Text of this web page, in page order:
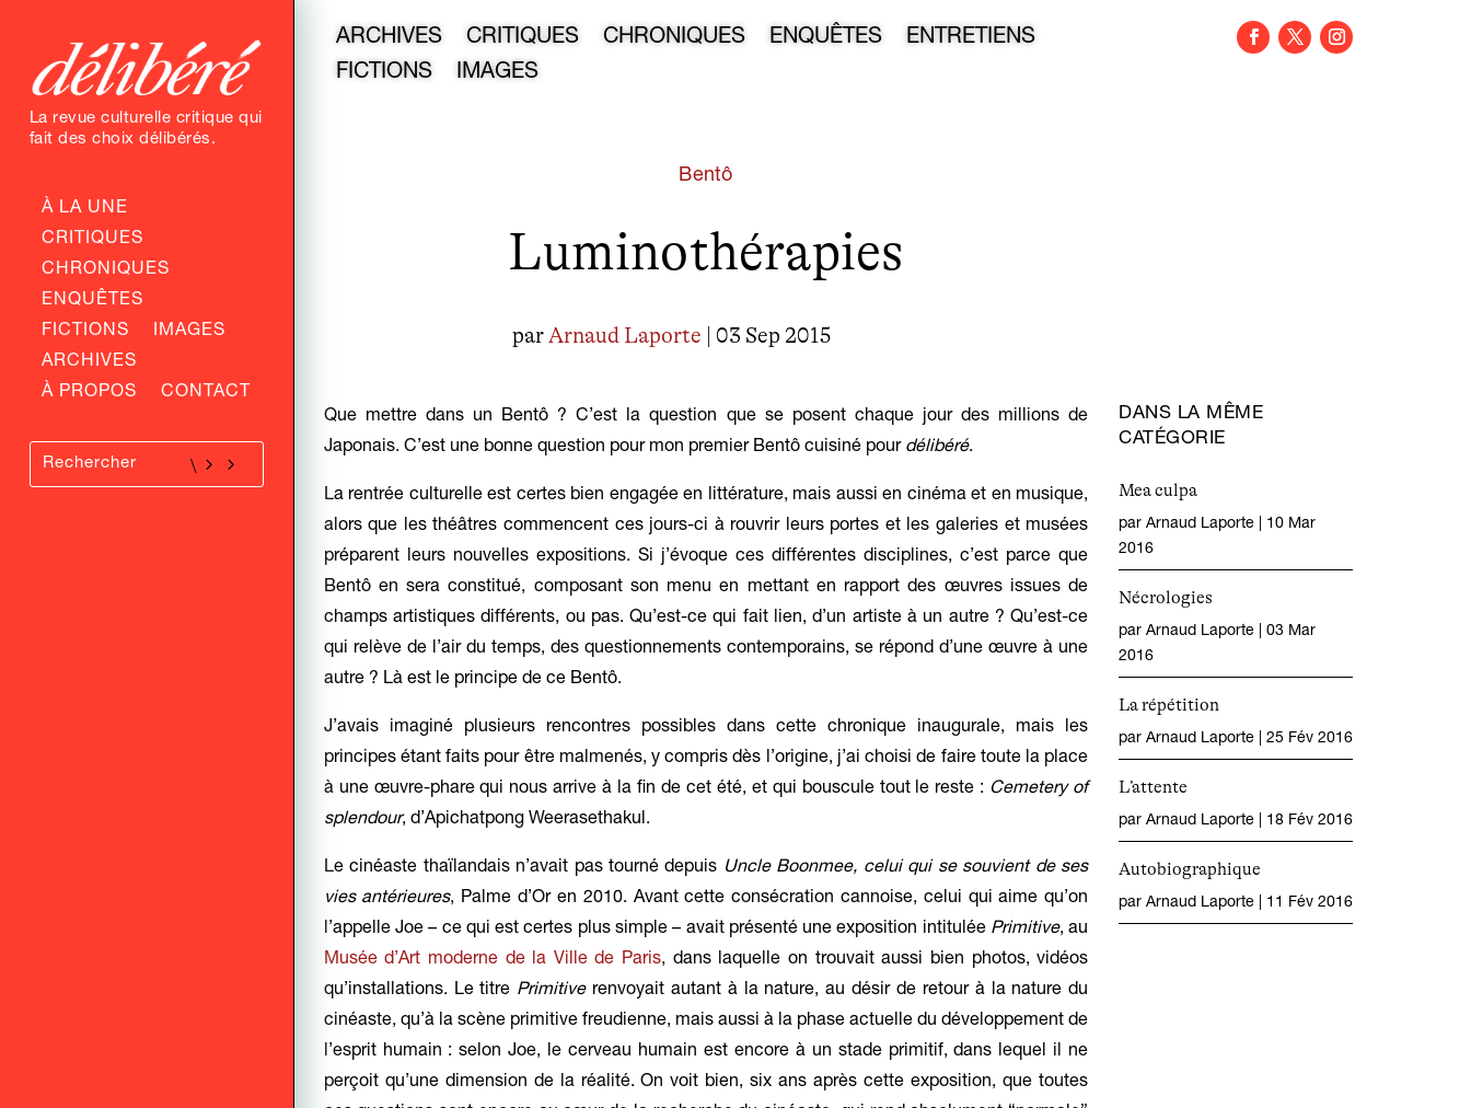
La revue culturelle critique qui
fait des choix délibérés.
À LA UNE
CRITIQUES
CHRONIQUES
ENQUÊTES
FICTIONS
IMAGES
ARCHIVES
À PROPOS
CONTACT
ARCHIVES CRITIQUES CHRONIQUES ENQUÊTES
ENTRETIENS
FICTIONS
IMAGES
Bentô
Luminothérapies
par Arnaud Laporte | 03 Sep 2015
Que mettre dans un Bentô ? C’est la question que se posent chaque jour des millions de
Japonais. C’est une bonne question pour mon premier Bentô cuisiné pour délibéré.
La rentrée culturelle est certes bien engagée en littérature, mais aussi en cinéma et en musique,
alors que les théâtres commencent ces jours-ci à rouvrir leurs portes et les galeries et musées
préparent leurs nouvelles expositions. Si j’évoque ces différentes disciplines, c’est parce que
Bentô en sera constitué, composant son menu en mettant en rapport des œuvres issues de
champs artistiques différents, ou pas. Qu’est-ce qui fait lien, d’un artiste à un autre ? Qu’est-ce
qui relève de l’air du temps, des questionnements contemporains, se répond d’une œuvre à une
autre ? Là est le principe de ce Bentô.
J’avais imaginé plusieurs rencontres possibles dans cette chronique inaugurale, mais les
principes étant faits pour être malmenés, y compris dès l’origine, j’ai choisi de faire toute la place
à une œuvre-phare qui nous arrive à la fin de cet été, et qui bouscule tout le reste : Cemetery of
splendour, d’Apichatpong Weerasethakul.
Le cinéaste thaïlandais n’avait pas tourné depuis Uncle Boonmee, celui qui se souvient de ses
vies antérieures, Palme d’Or en 2010. Avant cette consécration cannoise, celui qui aime qu’on
l’appelle Joe – ce qui est certes plus simple – avait présenté une exposition intitulée Primitive, au
Musée d’Art moderne de la Ville de Paris, dans laquelle on trouvait aussi bien photos, vidéos
qu’installations. Le titre Primitiverenvoyait autant à la nature, au désir de retour à la nature du
cinéaste, qu’à la scène primitive freudienne, mais aussi à la phase actuelle du développement de
l’esprit humain : selon Joe, le cerveau humain est encore à un stade primitif, dans lequel il ne
perçoit qu’une dimension de la réalité. On voit bien, six ans après cette exposition, que toutes
DANS LA MÊME
CATÉGORIE
Mea culpa
parArnaud Laporte
10 Mar
2016
Nécrologies
parArnaud Laporte |03 Mar
2016
La répétition
parArnaud Laporte |25 Fév 2016
L’attente
parArnaud Laporte 18 Fév 2016
Autobiographique
parArnaud Laporte 11 Fév 2016